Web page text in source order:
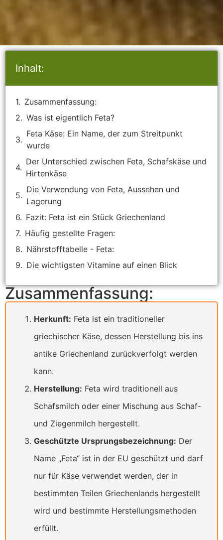
Inhalt:
Zusammenfassung:
Was ist eigentlich Feta?
Feta Käse: Ein Name, der zum Streitpunkt
wurde
Der Unterschied zwischen Feta, Schafskäse und
Hirtenkäse
Die Verwendung von Feta, Aussehen und
Lagerung
Fazit: Feta ist ein Stück Griechenland
Häufig gestellte Fragen:
Nährstofftabelle - Feta:
Die wichtigsten Vitamine auf einen Blick
Zusammenfassung:
Herkunft: Feta ist ein traditioneller
griechischer Käse, dessen Herstellung bis ins
antike Griechenland zurückverfolgt werden
kann.
Herstellung: Feta wird traditionell aus
Schafsmilch oder einer Mischung aus Schaf-
und Ziegenmilch hergestellt.
Geschützte Ursprungsbezeichnung: Der
Name „Feta“ ist in der EU geschützt und darf
nur für Käse verwendet werden, der in
bestimmten Teilen Griechenlands hergestellt
wird und bestimmte Herstellungsmethoden
erfüllt.